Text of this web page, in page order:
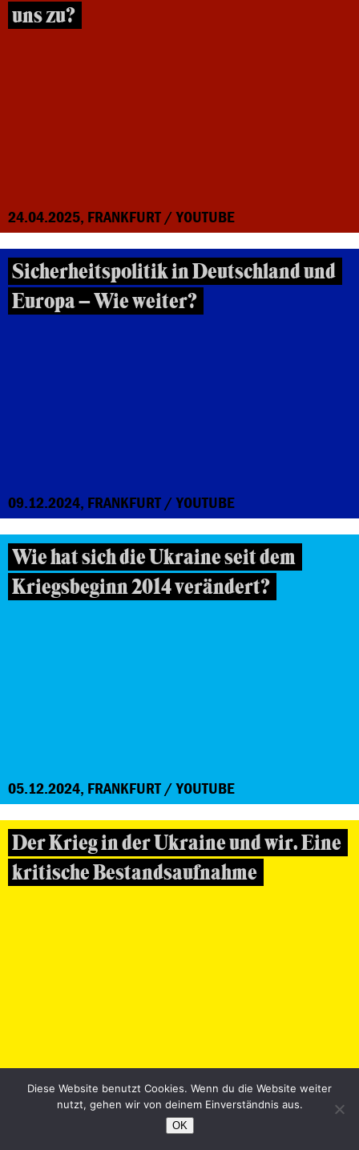
uns zu?
24.04.2025, FRANKFURT / YOUTUBE
Sicherheitspolitik in Deutschland und
Europa – Wie weiter?
09.12.2024, FRANKFURT / YOUTUBE
Wie hat sich die Ukraine seit dem
Kriegsbeginn 2014 verändert?
05.12.2024, FRANKFURT / YOUTUBE
Der Krieg in der Ukraine und wir. Eine
kritische Bestandsaufnahme
29.11.2024, FRANKFURT / YOUTUBE
Fortschritt oder Rückschritt?
Diese Website benutzt Cookies. Wenn du die Website weiter
nutzt, gehen wir von deinem Einverständnis aus.
OK